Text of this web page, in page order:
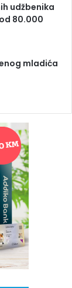
udžbenika
80.000
mladića